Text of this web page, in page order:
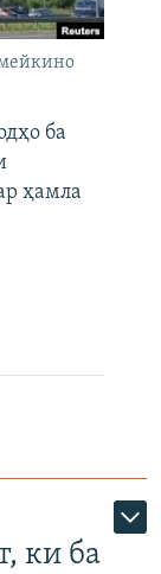
ба
ҳамла
ки ба